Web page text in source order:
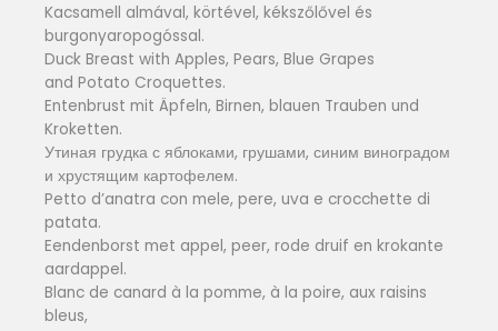
Kacsamell almával, körtével, kékszőlővel és
burgonyaropogóssal.
Duck Breast with Apples, Pears, Blue Grapes
and Potato Croquettes.
Entenbrust mit Äpfeln, Birnen, blauen Trauben und
Kroketten.
Утиная грудка с яблоками, грушами, синим виноградом
и хрустящим картофелем.
Petto d’anatra con mele, pere, uva e crocchette di
patata.
Eendenborst met appel, peer, rode druif en krokante
aardappel.
Blanc de canard à la pomme, à la poire, aux raisins
bleus,